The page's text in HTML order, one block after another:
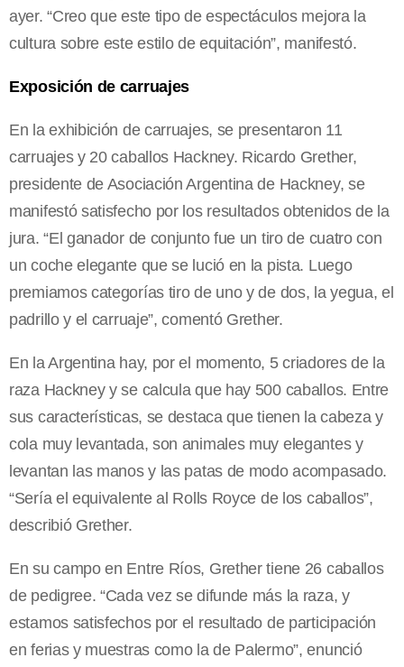
ayer. “Creo que este tipo de espectáculos mejora la
cultura sobre este estilo de equitación”, manifestó.
Exposición de carruajes
En la exhibición de carruajes, se presentaron 11
carruajes y 20 caballos Hackney. Ricardo Grether,
presidente de Asociación Argentina de Hackney, se
manifestó satisfecho por los resultados obtenidos de la
jura. “El ganador de conjunto fue un tiro de cuatro con
un coche elegante que se lució en la pista. Luego
premiamos categorías tiro de uno y de dos, la yegua, el
padrillo y el carruaje”, comentó Grether.
En la Argentina hay, por el momento, 5 criadores de la
raza Hackney y se calcula que hay 500 caballos. Entre
sus características, se destaca que tienen la cabeza y
cola muy levantada, son animales muy elegantes y
levantan las manos y las patas de modo acompasado.
“Sería el equivalente al Rolls Royce de los caballos”,
describió Grether.
En su campo en Entre Ríos, Grether tiene 26 caballos
de pedigree. “Cada vez se difunde más la raza, y
estamos satisfechos por el resultado de participación
en ferias y muestras como la de Palermo”, enunció